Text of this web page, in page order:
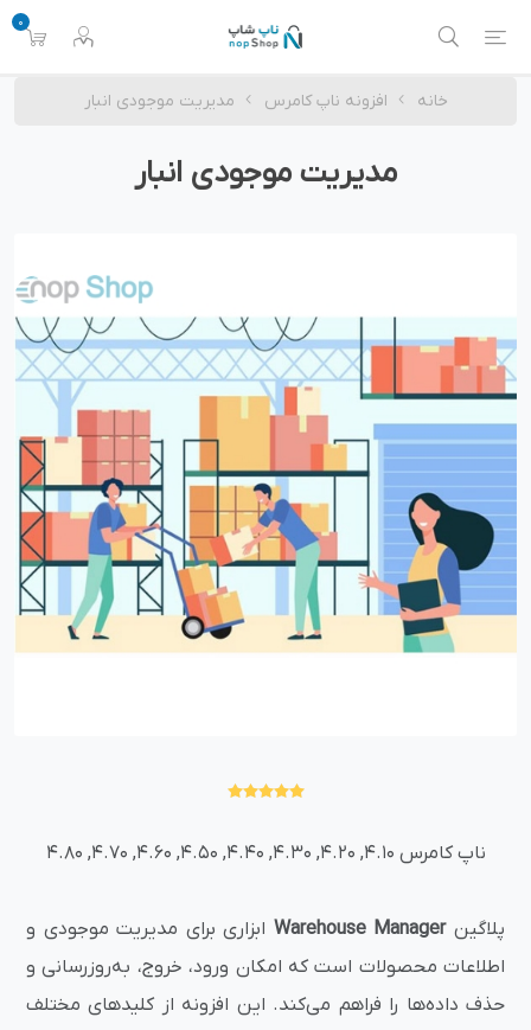
0
خانه افزونه ناپ کامرس مدیریت موجودی انبار
مدیریت موجودی انبار
ناپ کامرس 4.10, 4.20, 4.30, 4.40, 4.50, 4.60, 4.70, 4.80
پلاگینWarehouse Manager ابزاری برای مدیریت موجودی و
اطلاعات محصولات است که امکان ورود، خروج، به‌روزرسانی و
حذف داده‌ها را فراهم می‌کند. این افزونه از کلیدهای مختلف